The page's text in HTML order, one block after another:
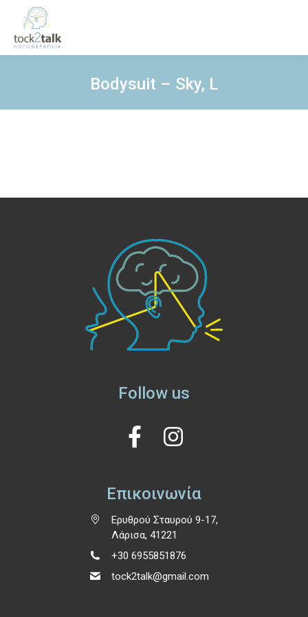
Bodysuit – Sky, L
Follow us
Επικοινωνία
Ερυθρού Σταυρού 9-17,
Λάρισα, 41221
+30 6955851876
tock2talk@gmail.com